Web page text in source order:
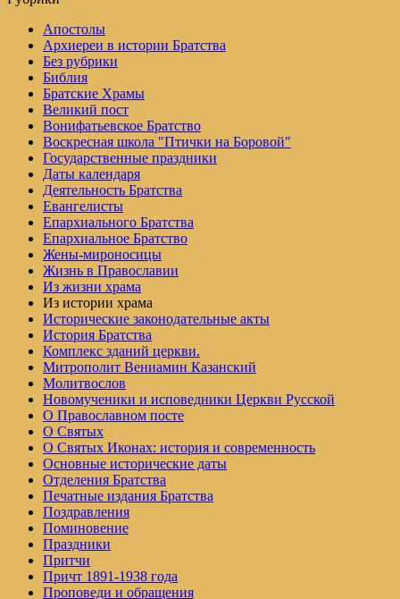
Апостолы
Архиереи в истории Братства
Без рубрики
Библия
Братские Храмы
Великий пост
Вонифатьевское Братство
Воскресная школа "Птички на Боровой"
Государственные праздники
Даты календаря
Деятельность Братства
Евангелисты
Епархиального Братства
Епархиальное Братство
Жены-мироносицы
Жизнь в Православии
Из жизни храма
Из истории храма
Исторические законодательные акты
История Братства
Комплекс зданий церкви.
Митрополит Вениамин Казанский
Молитвослов
Но­во­му­че­ни­ки и ис­по­вед­ни­ки Церк­ви Рус­ской
О Православном посте
О Святых
О Святых Иконах: история и современность
Основные исторические даты
Отделения Братства
Печатные издания Братства
Поздравления
Поминовение
Праздники
Притчи
Причт 1891-1938 года
Проповеди и обращения